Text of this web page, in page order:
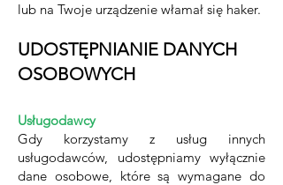
lub na Twoje urządzenie włamał się haker.
UDOSTĘPNIANIE DANYCH
OSOBOWYCH
Usługodawcy
Gdy korzystamy z usług innych
usługodawców, udostępniamy wyłącznie
dane osobowe, które są wymagane do